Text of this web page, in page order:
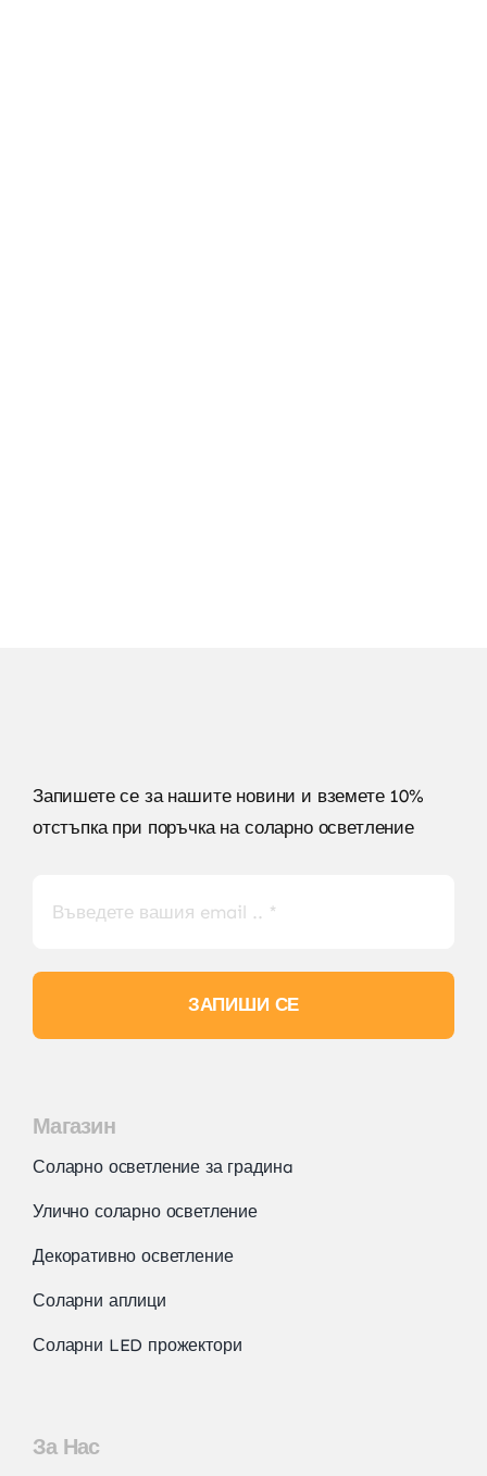
Запишете се за нашите новини и вземете 10%
отстъпка при поръчка на соларно осветление
ЗАПИШИ СЕ
Магазин
Соларно осветление за градинa
Улично соларно осветление
Декоративно осветление
Соларни аплици
Соларни LED прожектори
За Нас